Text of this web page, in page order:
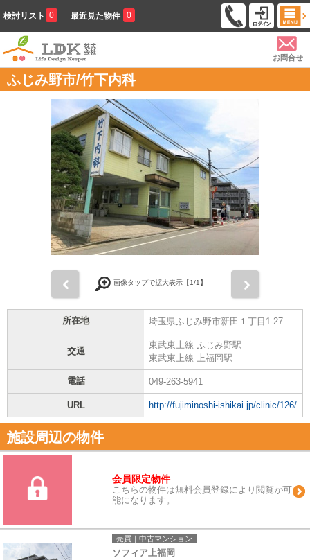
検討リスト 0 最近見た物件 0
お問合せ
ふじみ野市/竹下内科
画像タップで拡大表示【1/1】
所在地 埼玉県ふじみ野市新田１丁目1-27
交通
東武東上線 ふじみ野駅
東武東上線 上福岡駅
電話 049-263-5941
URL http://fujiminoshi-ishikai.jp/clinic/126/
施設周辺の物件
会員限定物件
こちらの物件は無料会員登録により閲覧が可
能になります。
売買｜中古マンション
ソフィア上福岡